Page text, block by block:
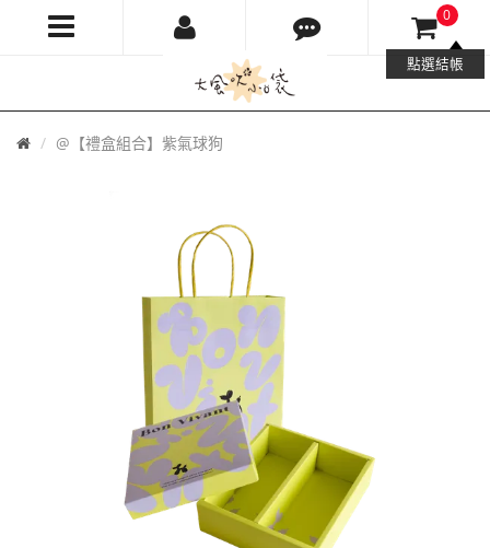
0
點選結帳
大
風
吹
口
袋
首
@【禮盒組合】紫氣球狗